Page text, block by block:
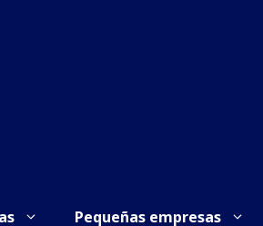
Pequeñas empresas